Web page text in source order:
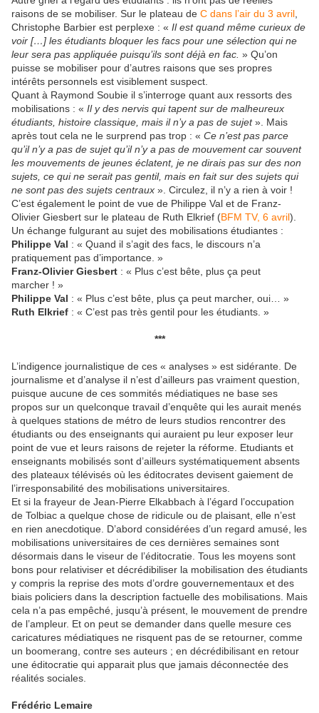
raisons de se mobiliser. Sur le plateau de C dans l’air du 3 avril
Christophe Barbier est perplexe : « Il est quand même curieux de
voir […] les étudiants bloquer les facs pour une sélection qui ne
leur sera pas appliquée puisqu’ils sont déjà en fac. » Qu’on
puisse se mobiliser pour d’autres raisons que ses propres
intérêts personnels est visiblement suspect.
Quant à Raymond Soubie il s’interroge quant aux ressorts des
mobilisations : « Il y des nervis qui tapent sur de malheureux
étudiants, histoire classique, mais il n’y a pas de sujet». Mais
après tout cela ne le surprend pas trop : « Ce n’est pas parce
qu’il n’y a pas de sujet qu’il n’y a pas de mouvement car souvent
les mouvements de jeunes éclatent, je ne dirais pas sur des non
sujets, ce qui ne serait pas gentil, mais en fait sur des sujets qui
ne sont pas des sujets centraux ». Circulez, il n’y a rien à voir !
C’est également le point de vue de Philippe Val et de Franz-
Olivier Giesbert sur le plateau de Ruth Elkrief (BFM TV, 6 avril).
Un échange fulgurant au sujet des mobilisations étudiantes :
Philippe Val : « Quand il s’agit des facs, le discours n’a
pratiquement pas d’importance. »
Franz-Olivier Giesbert : « Plus c’est bête, plus ça peut
marcher ! »
Philippe Val : « Plus c’est bête, plus ça peut marcher, oui… »
Ruth Elkrief : « C’est pas très gentil pour les étudiants. »
***
L’indigence journalistique de ces « analyses » est sidérante. De
journalisme et d’analyse il n’est d’ailleurs pas vraiment question,
puisque aucune de ces sommités médiatiques ne base ses
propos sur un quelconque travail d’enquête qui les aurait menés
à quelques stations de métro de leurs studios rencontrer des
étudiants ou des enseignants qui auraient pu leur exposer leur
point de vue et leurs raisons de rejeter la réforme. Etudiants et
enseignants mobilisés sont d’ailleurs systématiquement absents
des plateaux télévisés où les éditocrates devisent gaiement de
l’irresponsabilité des mobilisations universitaires.
Et si la frayeur de Jean-Pierre Elkabbach à l’égard l’occupation
de Tolbiac a quelque chose de ridicule ou de plaisant, elle n’est
en rien anecdotique. D’abord considérées d’un regard amusé, les
mobilisations universitaires de ces dernières semaines sont
désormais dans le viseur de l’éditocratie. Tous les moyens sont
bons pour relativiser et décrédibiliser la mobilisation des étudiants
y compris la reprise des mots d’ordre gouvernementaux et des
biais policiers dans la description factuelle des mobilisations. Mais
cela n’a pas empêché, jusqu’à présent, le mouvement de prendre
de l’ampleur. Et on peut se demander dans quelle mesure ces
caricatures médiatiques ne risquent pas de se retourner, comme
un boomerang, contre ses auteurs ; en décrédibilisant en retour
une éditocratie qui apparait plus que jamais déconnectée des
réalités sociales.
Frédéric Lemaire